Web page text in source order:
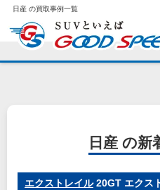
日産 の買取事例一覧
日産 の新
エクストレイル20GT エクス